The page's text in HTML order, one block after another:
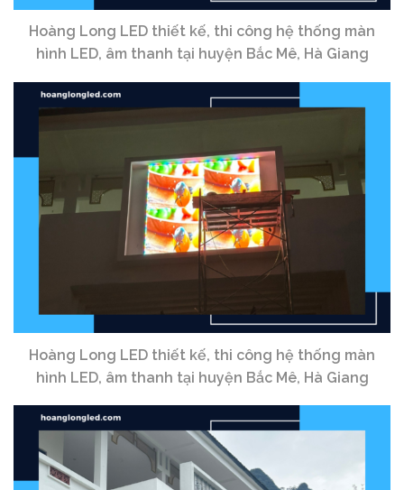
Hoàng Long LED thiết kế, thi công hệ thống màn
hình LED, âm thanh tại huyện Bắc Mê, Hà Giang
Hoàng Long LED thiết kế, thi công hệ thống màn
hình LED, âm thanh tại huyện Bắc Mê, Hà Giang